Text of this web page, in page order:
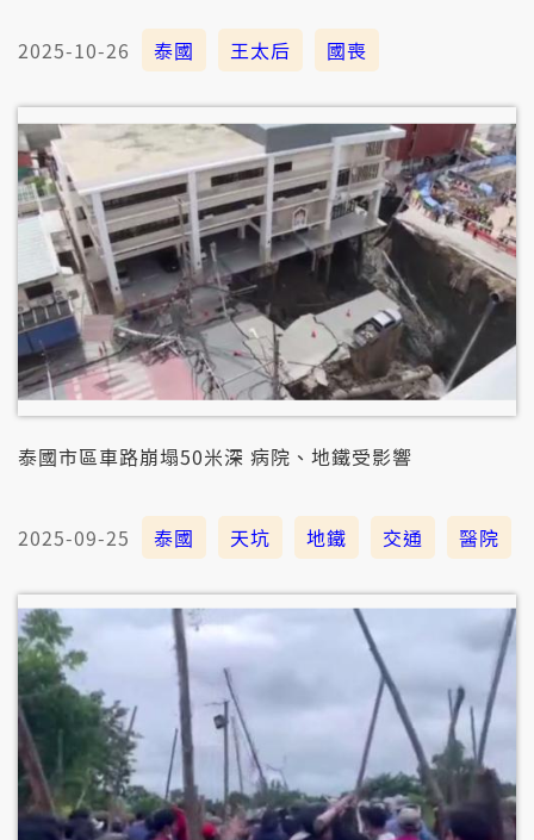
2025-10-26 泰國 王太后 國喪
泰國市區車路崩塌50米深 病院、地鐵受影響
2025-09-25 泰國 天坑 地鐵 交通 醫院